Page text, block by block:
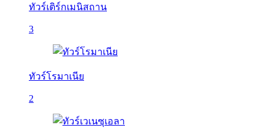
ทัวร์เติร์กเมนิสถาน
3
ทัวร์โรมาเนีย
2